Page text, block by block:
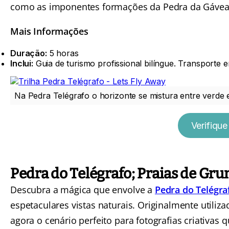
como as imponentes formações da Pedra da
Mais Informações
Duração: 5 horas
Inclui: Guia de turismo profissional bilíngue. Transporte
Na Pedra Telégrafo o horizonte se mistura entre verde
Pedra do Telégrafo; Praias de
Descubra a mágica que envolve a Pedra do
espetaculares vistas naturais. Originalmente
agora o cenário perfeito para fotografias criativas